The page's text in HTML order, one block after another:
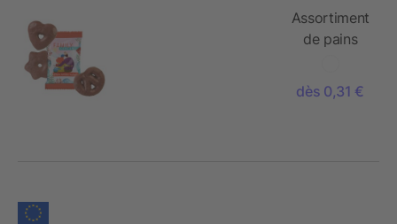
Assortiment
de pains
chocolat
dès 0,31 €